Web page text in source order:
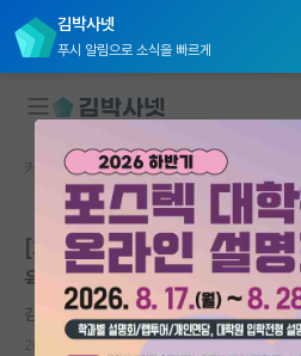
김박사넷
푸시 알림으로 소식을 빠르게
대학원생 모집
국내대학원 정보
연구실&오픈랩
커뮤니티
커뮤니티 홈 미국 대학원 합격 후기 게시
[2023 가을학기 UW-Madison
육 후기 - 하편
김박사넷 유학교육
2025.05.24 2 1883